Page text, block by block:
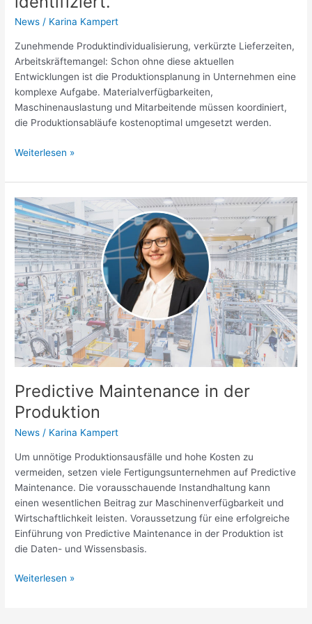
News / Karina Kampert
Zunehmende Produktindividualisierung, verkürzte Lieferzeiten,
Arbeitskräftemangel: Schon ohne diese aktuellen
Entwicklungen ist die Produktionsplanung in Unternehmen eine
komplexe Aufgabe. Materialverfügbarkeiten,
Maschinenauslastung und Mitarbeitende müssen koordiniert,
die Produktionsabläufe kostenoptimal umgesetzt werden.
Weiterlesen »
Predictive Maintenance in der
Produktion
News / Karina Kampert
Um unnötige Produktionsausfälle und hohe Kosten zu
vermeiden, setzen viele Fertigungsunternehmen auf Predictive
Maintenance. Die vorausschauende Instandhaltung kann
einen wesentlichen Beitrag zur Maschinenverfügbarkeit und
Wirtschaftlichkeit leisten. Voraussetzung für eine erfolgreiche
Einführung von Predictive Maintenance in der Produktion ist
die Daten- und Wissensbasis.
Predictive
Maintenance
in
der
Produktion
Weiterlesen »